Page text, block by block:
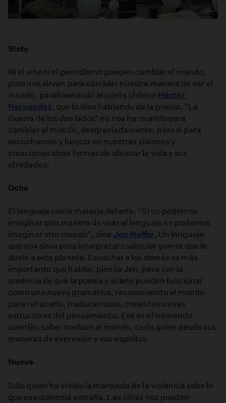
Siete
Ni el arte ni el periodismo pueden cambiar el mundo,
pero nos sirven para cambiar nuestra manera de ver al
mundo, parafraseando al poeta chileno Héctor
Hernández, que lo dice hablando de la poesía. "La
Guerra de los dos lados" no nos ha reunido para
cambiar al mundo, desgraciadamente, pero si para
escucharnos y buscar en nuestras visiones y
creaciones otras formas de abrazar la vida y sus
otredades.
Ocho
El lenguaje como materia del arte. "Si no podemos
imaginar otra manera de usar el lenguaje no podemos
imaginar otro mundo", dice Jen Hoffer. Un lenguaje
que nos sirva para interpretar cualquier guerra que le
duele a este planeta. Escuchar a los demás es más
importante que hablar, piensa Jen, pero con la
creencia de que la poesía y el arte pueden funcionar
como una nueva gramática, reconociendo al mundo
para rehacerlo, traduciéndolo, creando nuevas
estructuras del pensamiento. Ese es el tremendo
acertijo: saber traducir al mundo, cada quien desde sus
maneras de expresión y sus espíritus.
Nueve
Sólo quien ha vivido la marejada de la violencia sabe lo
que esa dolencia entraña. Las cifras nos pueden